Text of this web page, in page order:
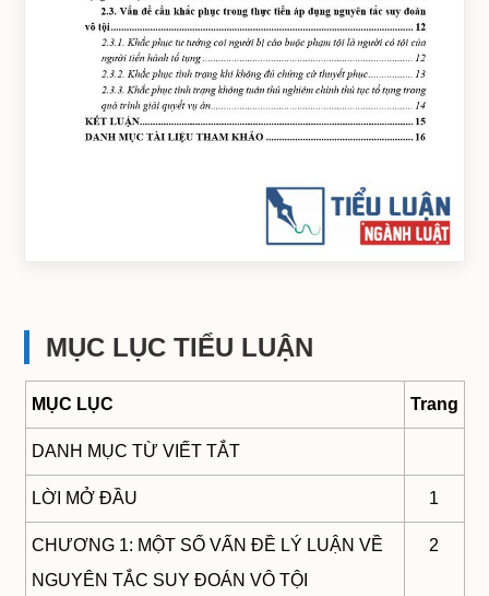
MỤC LỤC TIỂU LUẬN
MỤC LỤC Trang
DANH MỤC TỪ VIẾT TẮT
LỜI MỞ ĐẦU 1
CHƯƠNG 1: MỘT SỐ VẤN ĐỀ LÝ LUẬN VỀ
NGUYÊN TẮC SUY ĐOÁN VÔ TỘI
2